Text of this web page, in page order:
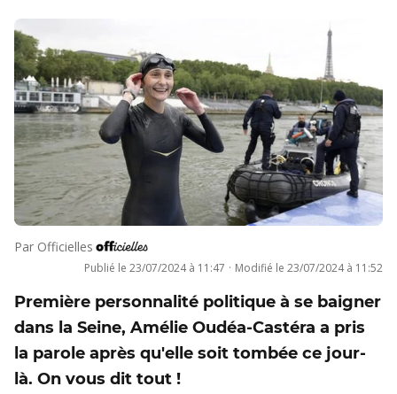
Par Officielles
Publié le 23/07/2024 à 11:47 · Modifié le 23/07/2024 à 11:52
Première personnalité politique à se baigner
dans la Seine, Amélie Oudéa-Castéra a pris
la parole après qu'elle soit tombée ce jour-
là. On vous dit tout !